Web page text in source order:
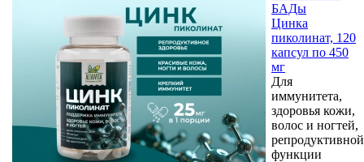
БАДы
Цинка
пиколинат, 120
капсул по 450
мг
Для
иммунитета,
здоровья кожи,
волос и ногтей,
репродуктивной
функции